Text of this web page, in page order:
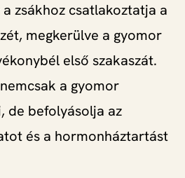
zsákhoz csatlakoztatja a
megkerülve a gyomor
első szakaszát.
a gyomor
de befolyásolja az
és a hormonháztartást